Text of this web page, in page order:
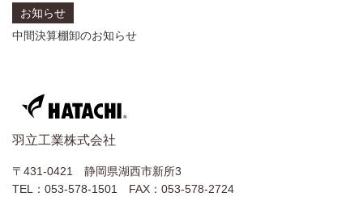
お知らせ
中間決算棚卸のお知らせ
羽立工業株式会社
〒431-0421 静岡県湖西市新所3
TEL：053-578-1501
FAX：053-578-2724